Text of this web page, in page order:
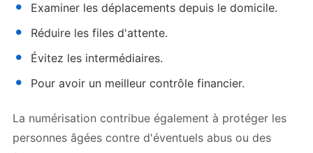
Examiner les déplacements depuis le domicile.
Réduire les files d'attente.
Évitez les intermédiaires.
Pour avoir un meilleur contrôle financier.
La numérisation contribue également à protéger les
personnes âgées contre d'éventuels abus ou des